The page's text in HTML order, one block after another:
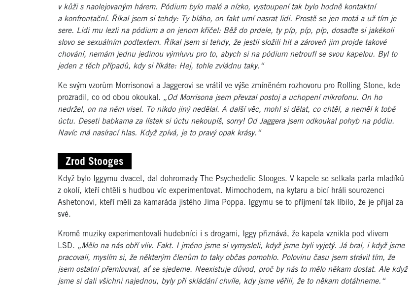
v kůži s naolejovaným hárem. Pódium bylo malé a nízko, vystoupení tak bylo hodně kontaktní
a konfrontační. Říkal jsem si tehdy: Ty bláho, on fakt umí nasrat lidi. Prostě se jen motá a už tím je
sere. Lidi mu lezli na pódium a on jenom křičel: Běž do prdele, ty píp, píp, píp, dosaďte si jakékoli
slovo se sexuálním podtextem. Říkal jsem si tehdy, že jestli složili hit a zároveň jim projde takové
chování, nemám jednu jedinou výmluvu pro to, abych si na pódium netroufl se svou kapelou. Byl to
jeden z těch případů, kdy si říkáte: Hej, tohle zvládnu taky.“
Ke svým vzorům Morrisonovi a Jaggerovi se vrátil ve výše zmíněném rozhovoru pro Rolling Stone, kde
prozradil, co od obou okoukal. „Od Morrisona jsem převzal postoj a uchopení mikrofonu. On ho
nedržel, on na něm visel. To nikdo jiný nedělal. A další věc, mohl si dělat, co chtěl, a neměl k tobě
úctu. Deseti babkama za lístek si úctu nekoupíš, sorry! Od Jaggera jsem odkoukal pohyb na pódiu.
Navíc má nasírací hlas. Když zpívá, je to pravý opak krásy.“
Zrod Stooges
Když bylo Iggymu dvacet, dal dohromady The Psychedelic Stooges. V kapele se setkala parta mladíků
z okolí, kteří chtěli s hudbou víc experimentovat. Mimochodem, na kytaru a bicí hráli sourozenci
Ashetonovi, kteří měli za kamaráda jistého Jima Poppa. Iggymu se to příjmení tak líbilo, že je přijal za
své.
Kromě muziky experimentovali hudebníci i s drogami, Iggy přiznává, že kapela vznikla pod vlivem
LSD. „Mělo na nás obří vliv. Fakt. I jméno jsme si vymysleli, když jsme byli vyjetý. Já bral, i když jsme
pracovali, myslím si, že některým členům to taky občas pomohlo. Polovinu času jsem strávil tím, že
jsem ostatní přemlouval, ať se sjedeme. Neexistuje důvod, proč by nás to mělo někam dostat. Ale když
jsme si dali všichni najednou, byly při skládání chvíle, kdy jsme věřili, že to někam dotáhneme.“